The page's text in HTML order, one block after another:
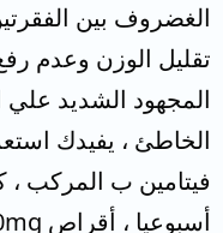
الغضروف بين
تقليل الوزن وعدم
المجهود الشديد
الخاطئ ، يفيدك